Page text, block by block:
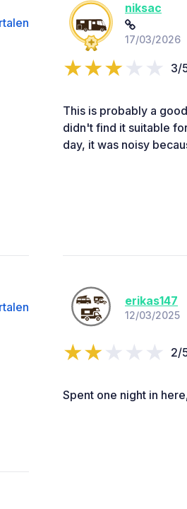
niksac
17/03/2026
3/
This is probably a
didn't find it suitable
day, it was noisy
erikas147
12/03/2025
2/
Spent one night in